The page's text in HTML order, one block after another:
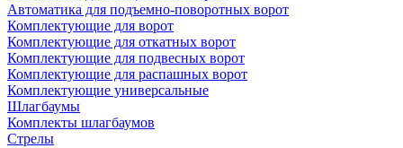
Автоматика для подъемно-поворотных ворот
Комплектующие для ворот
Комплектующие для откатных ворот
Комплектующие для подвесных ворот
Комплектующие для распашных ворот
Комплектующие универсальные
Шлагбаумы
Комплекты шлагбаумов
Стрелы